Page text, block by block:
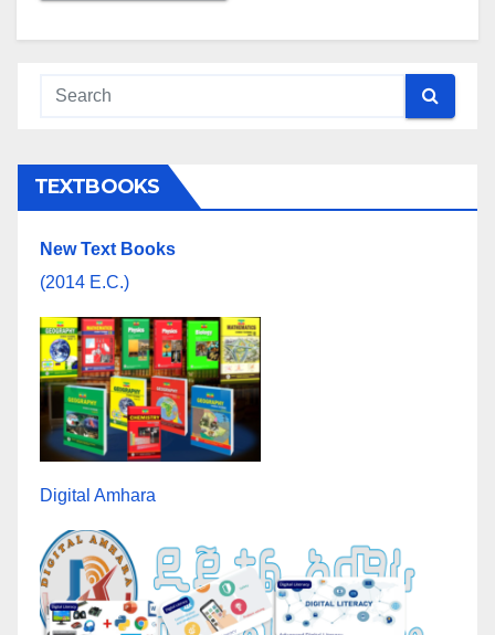
TEXTBOOKS
New Text Books
(2014 E.C.)
Digital Amhara